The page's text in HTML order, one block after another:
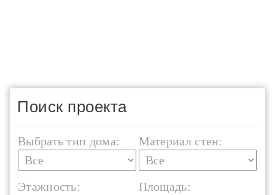
Поиск проекта
Выбрать тип дома: Материал стен:
Этажность: Площадь: